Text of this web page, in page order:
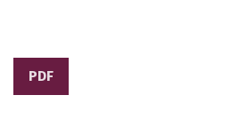
PDF